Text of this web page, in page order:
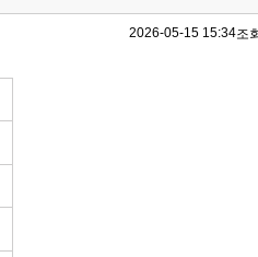
2026-05-15 15:34조